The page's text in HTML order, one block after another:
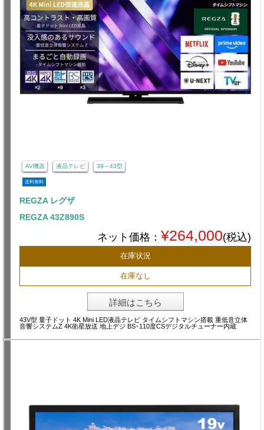
AV機器 液晶テレビ 39～43型
送料無料
REGZA レグザ
REGZA 43Z890S
ネット価格： ¥264,000(税込)
在庫状況
在庫なし
詳細はこちら
43V型 量子ドット 4K Mini LED液晶テレビ タイムシフトマシン搭載 重低音立体
音響システムZ 4K衛星放送 地上デジ BS･110度CSデジタルチューナー内蔵